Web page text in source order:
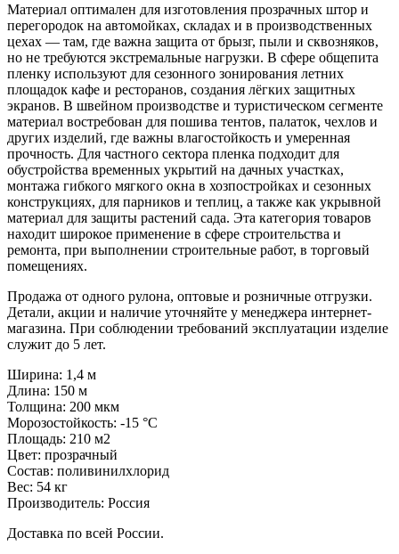
Материал оптимален для изготовления прозрачных штор и
перегородок на автомойках, складах и в производственных
цехах — там, где важна защита от брызг, пыли и сквозняков,
но не требуются экстремальные нагрузки. В сфере общепита
пленку используют для сезонного зонирования летних
площадок кафе и ресторанов, создания лёгких защитных
экранов. В швейном производстве и туристическом сегменте
материал востребован для пошива тентов, палаток, чехлов и
других изделий, где важны влагостойкость и умеренная
прочность. Для частного сектора пленка подходит для
обустройства временных укрытий на дачных участках,
монтажа гибкого мягкого окна в хозпостройках и сезонных
конструкциях, для парников и теплиц, а также как укрывной
материал для защиты растений сада. Эта категория товаров
находит широкое применение в сфере строительства и
ремонта, при выполнении строительные работ, в торговый
помещениях.
Продажа от одного рулона, оптовые и розничные отгрузки.
Детали, акции и наличие уточняйте у менеджера интернет-
магазина. При соблюдении требований эксплуатации изделие
служит до 5 лет.
Ширина: 1,4 м
Длина: 150 м
Толщина: 200 мкм
Морозостойкость: -15 °С
Площадь: 210 м2
Цвет: прозрачный
Состав: поливинилхлорид
Вес: 54 кг
Производитель: Россия
Доставка по всей России.